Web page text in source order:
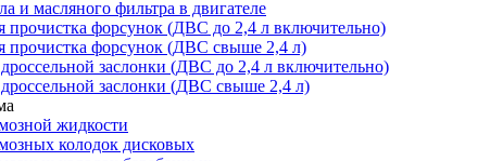
и масляного фильтра в двигателе
прочистка форсунок (ДВС до 2,4 л включительно)
прочистка форсунок (ДВС свыше 2,4 л)
заслонки (ДВС до 2,4 л включительно)
заслонки (ДВС свыше 2,4 л)
жидкости
колодок дисковых